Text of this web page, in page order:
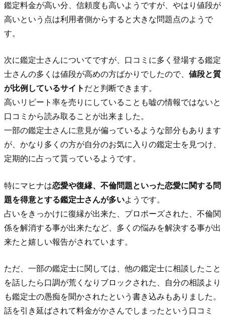
鑑定料金が高い分、信頼度も高いようですが、やはり値段が
高いという点は利用者側からすると大きな問題点のようで
す。
次に鑑定士さんについてですが、口コミに多く登場する鑑定
士さんの多くは値段が高めの方ばかりでしたので、 値段と質
が比例しているサイト だと判断できます。
高いリピート率を売りにしていることも嘘の情報ではないと
口コミから読み取ることが出来ました。
一部の鑑定士さんに意見が偏っているような部分もあります
が、かなり多くの方が自分のお気に入りの鑑定士を見つけ、
定期的に占って貰っているようです。
特にマヒナは恋愛や復縁、不倫問題といった恋愛に関する問
題を得意とする鑑定士さんが多いようです。
占いをきっかけに復縁が出来た、プロポーズされた、不倫関
係を解消する事が出来たなど、多くの悩みを解決する事が出
来たと嬉しい報告がされています。
ただ、一部の鑑定士に関しては、他の鑑定士に相談したこと
を話したら口調が荒くなりブロックされた、自分の相談より
も鑑定士の愚痴を聞かされたという書き込みもありました。
話を引き延ばされて料金がかさんでしまったという口コミ